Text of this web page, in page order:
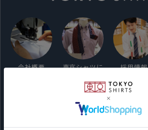
会社概要
東京シャツに
採用情報
ご利用ガイド